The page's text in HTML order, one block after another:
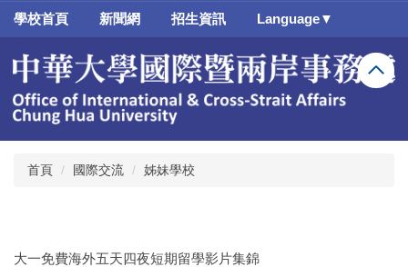
跳
要
容
學校首頁 新聞網 招生資訊 Language▼
首頁 國際交流 姊妹學校
大一免費海外五天四夜短期留學影片集錦